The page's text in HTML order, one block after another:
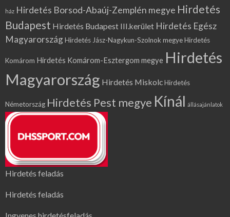
ház Hirdetés Borsod-Abaúj-Zemplén megye Hirdetés
Budapest Hirdetés Budapest III.kerület Hirdetés Egész
MagyarországHirdetés Jász-Nagykun-Szolnok megyeHirdetés
Komárom Hirdetés Komárom-Esztergom megye Hirdetés
Magyarország Hirdetés MiskolcHirdetés
Németország Hirdetés Pest megye Kínál állásajánlatok
Hirdetés feladás
Hirdetés feladás